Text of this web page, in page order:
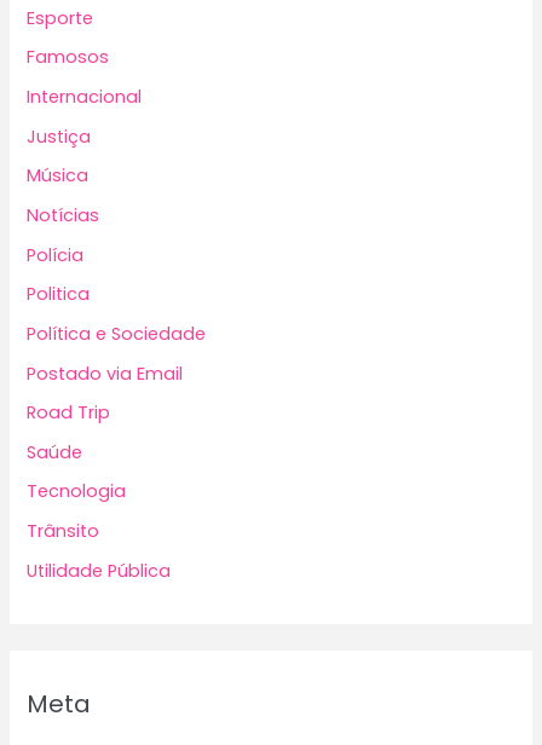
Esporte
Famosos
Internacional
Justiça
Música
Notícias
Polícia
Politica
Política e Sociedade
Postado via Email
Road Trip
Saúde
Tecnologia
Trânsito
Utilidade Pública
Meta